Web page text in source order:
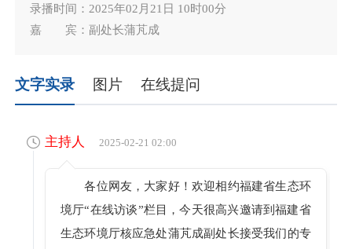
录播时间：2025年02月21日 10时00分
嘉 宾：副处长蒲芃成
文字实录 图片 在线提问
主持人 2025-02-21 02:00
各位网友，大家好！欢迎相约福建省生态环
境厅“在线访谈”栏目，今天很高兴邀请到福建省
生态环境厅核应急处蒲芃成副处长接受我们的专